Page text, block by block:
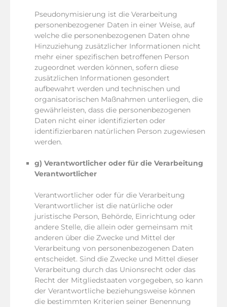
Pseudonymisierung ist die Verarbeitung
personenbezogener Daten in einer Weise, auf
welche die personenbezogenen Daten ohne
Hinzuziehung zusätzlicher Informationen nicht
mehr einer spezifischen betroffenen Person
zugeordnet werden können, sofern diese
zusätzlichen Informationen gesondert
aufbewahrt werden und technischen und
organisatorischen Maßnahmen unterliegen, die
gewährleisten, dass die personenbezogenen
Daten nicht einer identifizierten oder
identifizierbaren natürlichen Person zugewiesen
werden.
g) Verantwortlicher oder für die Verarbeitung
Verantwortlicher
Verantwortlicher oder für die Verarbeitung
Verantwortlicher ist die natürliche oder
juristische Person, Behörde, Einrichtung oder
andere Stelle, die allein oder gemeinsam mit
anderen über die Zwecke und Mittel der
Verarbeitung von personenbezogenen Daten
entscheidet. Sind die Zwecke und Mittel dieser
Verarbeitung durch das Unionsrecht oder das
Recht der Mitgliedstaaten vorgegeben, so kann
der Verantwortliche beziehungsweise können
die bestimmten Kriterien seiner Benennung